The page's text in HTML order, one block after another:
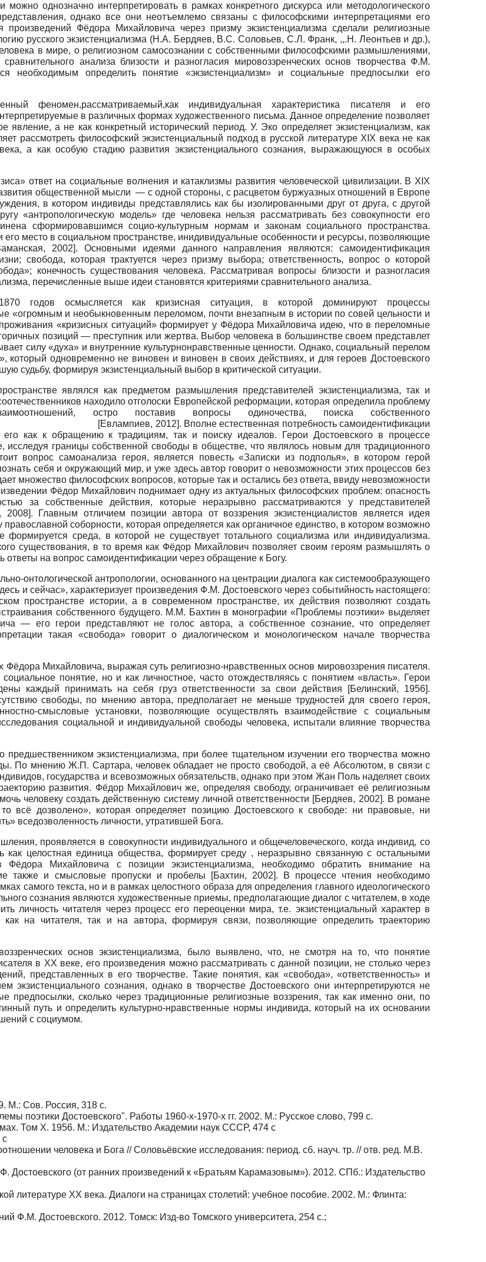
однозначно интерпретировать в рамках конкретного дискурса или методологического
однако все они неотъемлемо связаны с философскими интерпретациями его
Фёдора Михайловича через призму экзистенциализма сделали религиозные
русского экзистенциализма (Н.А. Бердяев, В.С. Соловьев, С.Л. Франк, ,,.Н. Леонтьев и др.),
в мире, о религиозном самосознании с собственными философскими размышлениями,
анализа близости и разногласия мировоззренческих основ творчества Ф.М.
необходимым определить понятие «экзистенциализм» и социальные предпосылки его
феномен,рассматриваемый,как индивидуальная характеристика писателя и его
в различных формах художественного письма. Данное определение позволяет
явление, а не как конкретный исторический период. У. Эко определяет экзистенциализм, как
рассмотреть философский экзистенциальный подход в русской литературе XIX века не как
века, а как особую стадию развития экзистенциального сознания, выражающуюся в особых
ответ на социальные волнения и катаклизмы развития человеческой цивилизации. В XIX
общественной мысли — с одной стороны, с расцветом буржуазных отношений в Европе
в котором индивиды представлялись как бы изолированными друг от друга, с другой
«антропологическую модель» где человека нельзя рассматривать без совокупности его
сформировавшимся социо-культурным нормам и законам социального пространства.
место в социальном пространстве, инидивидуальные особенности и ресурсы, позволяющие
2002]. Основными идеями данного направления являются: самоидентификация
свобода, которая трактуется через призму выбора; ответственность, вопрос о которой
конечность существования человека. Рассматривая вопросы близости и разногласия
перечисленные выше идеи становятся критериями сравнительного анализа.
годов осмысляется как кризисная ситуация, в которой доминируют процессы
«огромным и необыкновенным переломом, почти внезапным в истории по совей цельности и
«кризисных ситуаций» формирует у Фёдора Михайловича идею, что в переломные
позиций — преступник или жертва. Выбор человека в большинстве своем представлет
силу «духа» и внутренние культурно­нравственные ценности. Однако, социальный перелом
одновременно не виновен и виновен в своих действиях, и для героев Достоевского
судьбу, формируя экзистенциальный выбор в критической ситуации.
являлся как предметом размышления представителей экзистенциализма, так и
находило отголоски Европейской реформации, которая определила проблему
остро поставив вопросы одиночества, поиска собственного
[Евлампиев, 2012]. Вполне естественная потребность самоидентификации
его как к обращению к традициям, так и поиску идеалов. Герои Достоевского в процессе
исследуя границы собственной свободы в обществе, что являлось новым для традиционного
вопрос самоанализа героя, является повесть «Записки из подполья», в котором герой
себя и окружающий мир, и уже здесь автор говорит о невозможности этих процессов без
множество философских вопросов, которые так и остались без ответа, ввиду невозможности
Фёдор Михайлович поднимает одну из актуальных философских проблем: опасность
за собственные действия, которые неразрывно рассматриваются у представителей
2008].
Главным отличием позиции автора от воззрения экзистенциалистов является идея
соборности, которая определяется как органичное единство, в котором возможно
формируется среда, в которой не существует тотального социализма или индивидуализма.
существования, в то время как Фёдор Михайлович позволяет своим героям размышлять о
ответы на вопрос самоидентификации через обращение к Богу.
онтологической антропологии, основанного на центрации диалога как системообразующего
и сейчас», характеризует произведения Ф.М. Достоевского через событийность настоящего:
пространстве истории, а в современном пространстве, их действия позволяют создать
собственного будущего. М.М. Бахтин в монографии «Проблемы поэтики» выделяет
— его герои представляют не голос автора, а собственное сознание, что определяет
такая «свобода» говорит о диалогическом и монологическом начале творчества
Михайловича, выражая суть религиозно-нравственных основ мировоззрения писателя.
понятие, но и как личностное, часто отождествляясь с понятием «власть». Герои
каждый принимать на себя груз ответственности за свои действия
[Белинский, 1956].
свободы, по мнению автора, предполагает не меньше трудностей для своего героя,
смысловые установки, позволяющие осуществлять взаимодействие с социальным
социальной и индивидуальной свободы человека, испытали влияние творчества
экзистенциализма, при более тщательном изучении его творчества можно
По мнению Ж.П. Сартара, человек обладает не просто свободой, а её Абсолютом, в связи с
государства и всевозможных обязательств, однако при этом Жан Поль наделяет своих
развития. Фёдор Михайлович же, определяя свободу, ограничивает её религиозным
человеку создать действенную систему личной ответственности [Бердяев, 2002]. В романе
всё дозволено», которая определяет позицию Достоевского к свободе: ни правовые, ни
вседозволенность личности, утратившей Бога.
проявляется в совокупности индивидуального и общечеловеческого, когда индивид, со
как целостная единица общества, формирует среду , неразрывно связанную с остальными
Фёдора Михайловича с позиции экзистенциализма, необходимо обратить внимание на
также и смысловые пропуски и пробелы
[Бахтин, 2002].
В процессе чтения необходимо
самого текста, но и в рамках целостного образа для определения главного идеологического
сознания являются художественные приемы, предполагающие диалог с читателем, в ходе
личность читателя через процесс его переоценки мира, т.е. экзистенциальный характер в
как на читателя, так и на автора, формируя связи, позволяющие определить траекторию
основ экзистенциализма, было выявлено, что, не смотря на то, что понятие
в XX веке, его произведения можно рассматривать с данной позиции, не столько через
представленных в его творчестве. Такие понятия, как «свобода», «ответственность» и
сознания, однако в творчестве Достоевского они интерпретируются не
предпосылки, сколько через традиционные религиозные воззрения, так как именно они, по
путь и определить культурно-нравственные нормы индивида, который на их основании
с социумом.
М.: Сов. Россия, 318 с.
поэтики Достоевского". Работы 1960-х-1970-х гг. 2002. М.: Русское слово, 799 с.
Том X. 1956. М.: Издательство Академии наук СССР, 474 с
с
человека и Бога // Соловьёвские исследования: период. сб. науч. тр. // отв. ред. М.В.
Достоевского (от ранних произведений к «Братьям Карамазовым»). 2012. СПб.: Издательство
литературе ХХ века. Диалоги на страницах столетий: учебное пособие. 2002. М.: Флинта:
Ф.М. Достоевского. 2012. Томск: Изд-во Томского университета, 254 с.;